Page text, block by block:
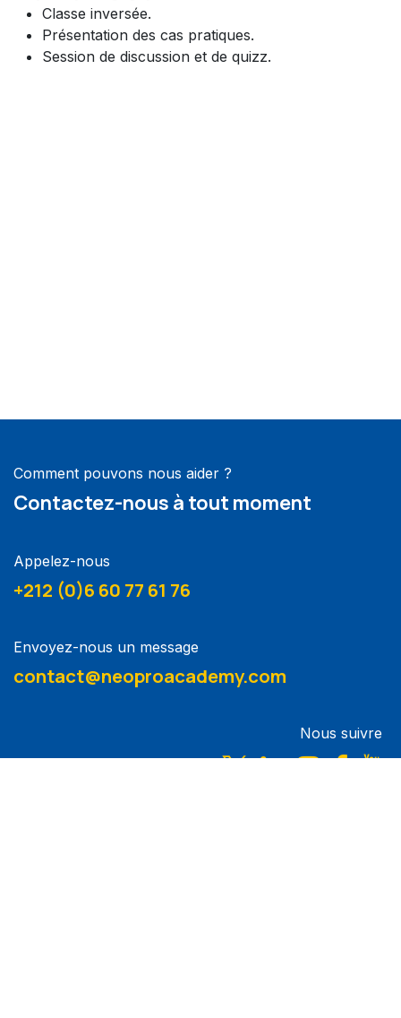
Classe inversée.
Présentation des cas pratiques.
Session de discussion et de quizz.
Comment pouvons nous aider ?
Contactez-nous à tout moment
Appelez-nous
+212 (0)6 60 77 61 76
Envoyez-nous un message
contact@neoproacademy.com
Nous suivre